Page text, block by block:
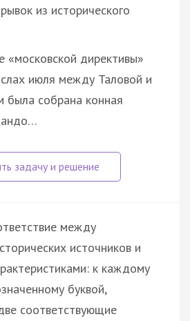
из исторического
«московской директивы»
июля между Таловой и
была собрана конная
между
источников и
к каждому
буквой,
соответствующие